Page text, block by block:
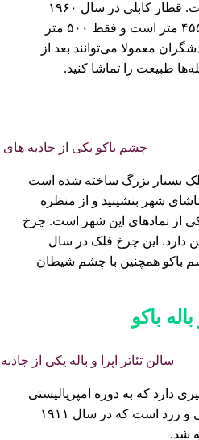
قطار کابلی در آذربایجان است. قطار کابلی در سال ۱۹۶۰
ساخته شد. طول این قطار ۴۵۵ متر است و فقط ۵۰۰ متر
معمولا می‌توانند بعد از
طبیعت را تماشا کنید.
بسیار بزرگ ساخته شده است
شهر بنشینید و از منظره
از نمادهای این شهر است. چرخ
متر ارتفاع و ۳۰ کابین دارد. این چرخ فلک در سال
باکو همچنین با چشم شیطان
باکو
دارد که به دوره امپریالیستی
بر‌میگردد. نمای سالن مشکی و زرد است که در سال ۱۹۱۱
شد.